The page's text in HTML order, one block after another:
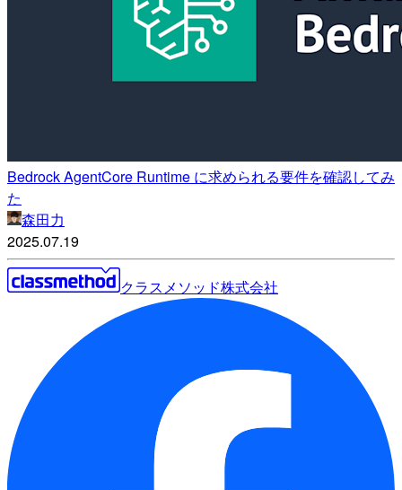
Bedrock AgentCore Runtime に求められる要件を確認してみ
た
森田力
2025.07.19
クラスメソッド株式会社